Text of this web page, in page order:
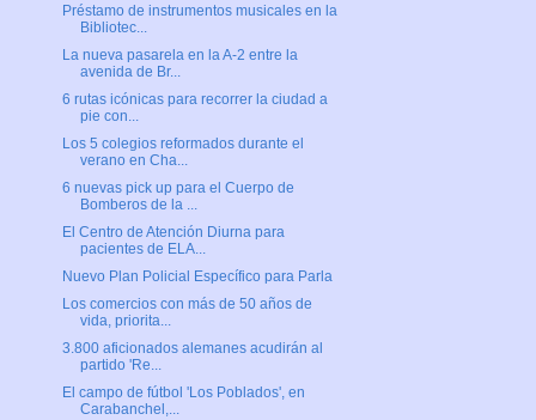
Préstamo de instrumentos musicales en la
Bibliotec...
La nueva pasarela en la A-2 entre la
avenida de Br...
6 rutas icónicas para recorrer la ciudad a
pie con...
Los 5 colegios reformados durante el
verano en Cha...
6 nuevas pick up para el Cuerpo de
Bomberos de la ...
El Centro de Atención Diurna para
pacientes de ELA...
Nuevo Plan Policial Específico para Parla
Los comercios con más de 50 años de
vida, priorita...
3.800 aficionados alemanes acudirán al
partido 'Re...
El campo de fútbol 'Los Poblados', en
Carabanchel,...